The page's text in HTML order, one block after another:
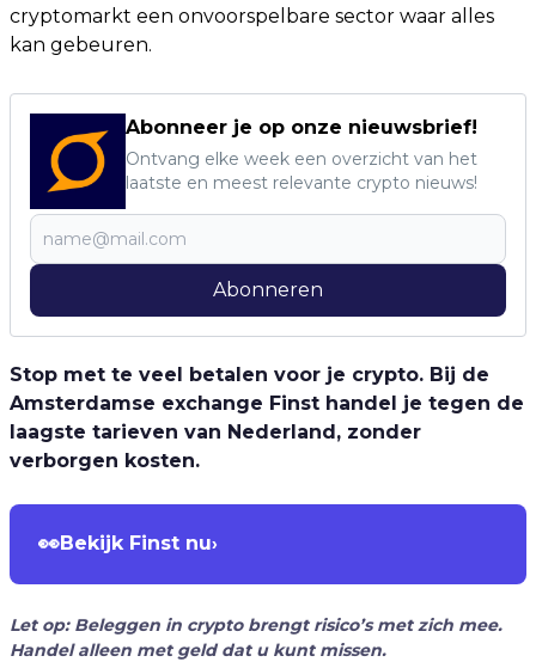
cryptomarkt een onvoorspelbare sector waar alles
kan gebeuren.
Abonneer je op onze nieuwsbrief!
Ontvang elke week een overzicht van het
laatste en meest relevante crypto nieuws!
Abonneren
Stop met te veel betalen voor je crypto. Bij de
Amsterdamse exchange Finst handel je tegen de
laagste tarieven van Nederland, zonder
verborgen kosten.
👀Bekijk Finst nu›
Let op: Beleggen in crypto brengt risico’s met zich mee.
Handel alleen met geld dat u kunt missen.